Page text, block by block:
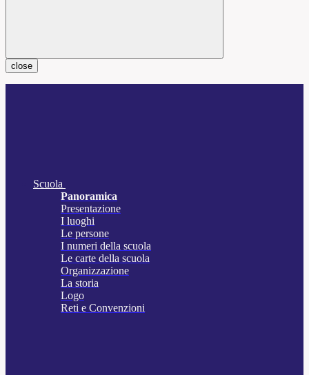
close
Scuola
Panoramica
Presentazione
I luoghi
Le persone
I numeri della scuola
Le carte della scuola
Organizzazione
La storia
Logo
Reti e Convenzioni